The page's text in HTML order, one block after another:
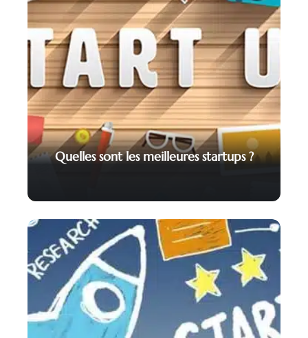
Quelles sont les meilleures startups ?